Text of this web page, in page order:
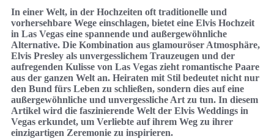
In einer Welt, in der Hochzeiten oft traditionelle und
vorhersehbare Wege einschlagen, bietet eine Elvis Hochzeit
in Las Vegas eine spannende und außergewöhnliche
Alternative. Die Kombination aus glamouröser Atmosphäre,
Elvis Presley als unvergesslichem Trauzeugen und der
aufregenden Kulisse von Las Vegas zieht romantische Paare
aus der ganzen Welt an. Heiraten mit Stil bedeutet nicht nur
den Bund fürs Leben zu schließen, sondern dies auf eine
außergewöhnliche und unvergessliche Art zu tun. In diesem
Artikel wird die faszinierende Welt der Elvis Weddings in
Vegas erkundet, um Verliebte auf ihrem Weg zu ihrer
einzigartigen Zeremonie zu inspirieren.